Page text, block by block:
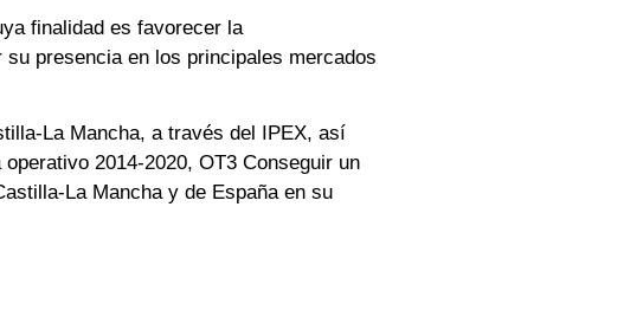
finalidad es favorecer la
presencia en los principales mercados
La Mancha, a través del IPEX, así
2014-2020, OT3 Conseguir un
La Mancha y de España en su